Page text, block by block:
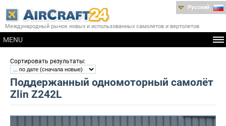
Международный рынок новых и использованных самолетов и вертолетов
MENU
Русский
Сортировать результаты:
Поддержанный одномоторный самолёт
Zlin Z242L